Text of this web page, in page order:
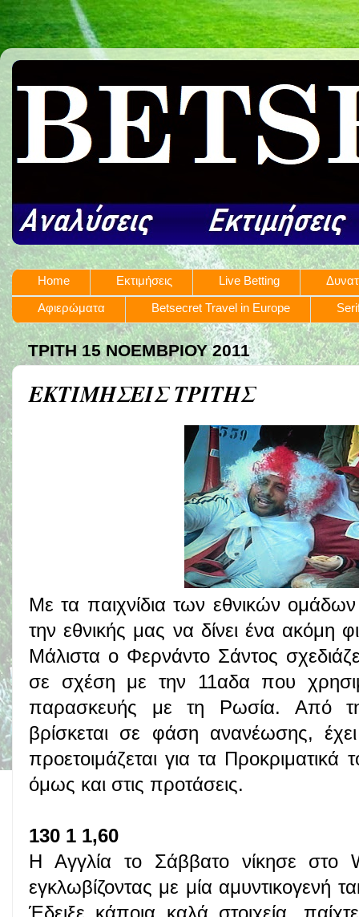
Home Εκτιμήσεις Live Betting
Αφιερώματα
Betsecret Travel in Europe
ΤΡΊΤΗ 15 ΝΟΕΜΒΡΊΟΥ 2011
ΕΚΤΙΜΗΣΕΙΣ ΤΡΙΤΗΣ
Με τα παιχνίδια των εθνικών
την εθνικής μας να δίνει ένα ακόμη
Μάλιστα ο Φερνάντο Σάντος
σε σχέση με την 11αδα που
παρασκευής με τη Ρωσία. Από
βρίσκεται σε φάση ανανέωσης,
προετοιμάζεται για τα
όμως και στις προτάσεις.
130 1 1,60
Η Αγγλία το Σάββατο νίκησε στο
εγκλωβίζοντας με μία αμυντικογενή